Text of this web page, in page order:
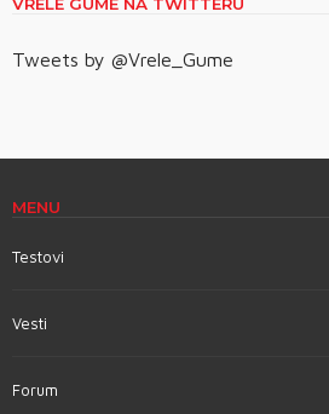
Tweets by @Vrele_Gume
MENU
Testovi
Vesti
Forum